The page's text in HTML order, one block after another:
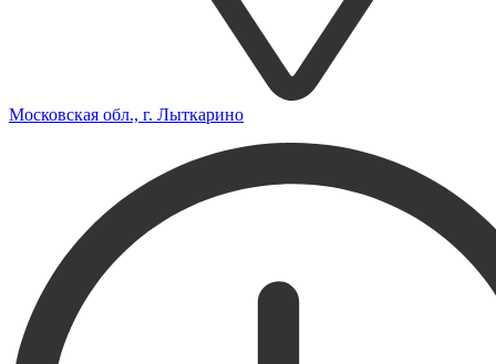
Московская обл., г. Лыткарино